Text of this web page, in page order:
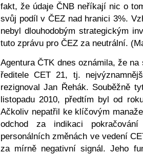
fakt, že údaje ČNB neříkají nic o
svůj podíl v ČEZ nad hranici 3%.
nebyl dlouhodobým strategickým
tuto zprávu pro ČEZ za neutrální.
Agentura ČTK dnes oznámila, že
ředitele CET 21, tj.
rezignoval Jan Řehák. Souběžně
listopadu 2010, předtím byl od
Ačkoliv nepatřil ke klíčovým
odchod za indikaci
personálních změnách ve vedení
za mírně negativní signál. Jeho